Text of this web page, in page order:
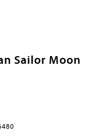
Sailor Moon